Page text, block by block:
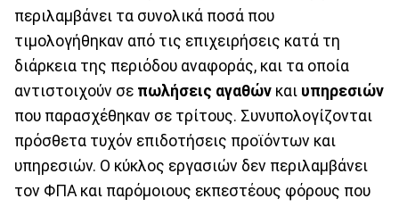
περιλαμβάνει τα συνολικά ποσά που
τιμολογήθηκαν από τις επιχειρήσεις κατά τη
διάρκεια της περιόδου αναφοράς, και τα οποία
αντιστοιχούν σε πωλήσεις αγαθών και υπηρεσιών
που παρασχέθηκαν σε τρίτους. Συνυπολογίζονται
πρόσθετα τυχόν επιδοτήσεις προϊόντων και
υπηρεσιών. Ο κύκλος εργασιών δεν περιλαμβάνει
τον ΦΠΑ και παρόμοιους εκπεστέους φόρους που